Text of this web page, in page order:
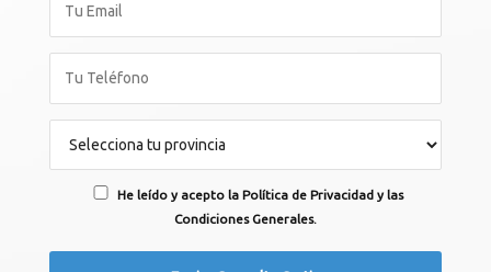
He leído y acepto la Política de Privacidad y las
Condiciones Generales.